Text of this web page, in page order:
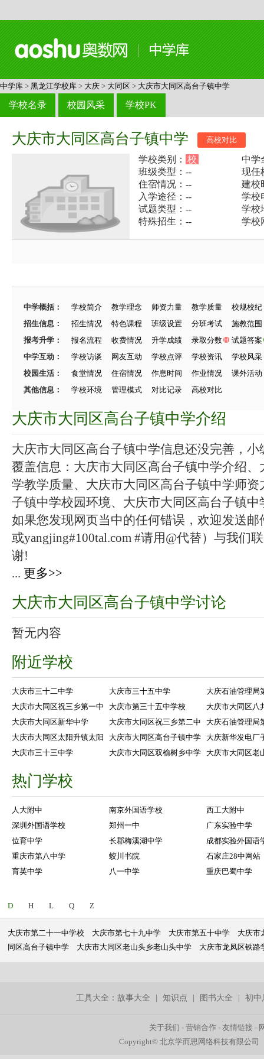
中学库 > 黑龙江学校库 > 大庆 > 大同区 > 大庆市大同区高台子镇中学
学校名录 校园风采 学校PK
大庆市大同区高台子镇中学 高校对比
学校类别： 校
中学
班级类型：--
现任
住宿情况：--
建校
入学途径：--
学校
试题类型：--
学校
特殊招生：--
学校
中学概括： 学校简介 教学理念 师资力量 教学质量
校规校纪
招生信息：
招生情况 特色课程 班级设置 分班考试
施教范围
报考升学：
报名流程 收费情况 升学成绩 录取分数
试题答案
中学互动：
学校访谈 网友互动 学校点评 学校资讯
学校风采
校园生活：
食堂情况 住宿情况 作息时间 作业情况
课外活动
其他信息：
学校环境 管理模式 对比记录 高校对比
大庆市大同区高台子镇中学介绍
大庆市大同区高台子镇中学信息还没完善，小
覆盖信息：大庆市大同区高台子镇中学介绍
学教学质量、大庆市大同区高台子镇中学师
子镇中学校园环境、大庆市大同区高台子镇中
如果您发现网页当中的任何错误，欢迎发送邮
或yangjing#100tal.com #请用@代替）与我们
谢!
... 更多>>
大庆市大同区高台子镇中学讨论
暂无内容
附近学校
大庆市三十二中学 大庆市三十五中学
大庆石油管理局
大庆市大同区祝三乡第一中
大庆市第三十五中学校
大庆市大同区八
大庆市大同区新华中学
大庆市大同区祝三乡第二中
大庆石油管理局
大庆市大同区太阳升镇太阳
大庆市大同区高台子镇中学
大庆新华发电厂
大庆市三十三中学
大庆市大同区双榆树乡中学 大庆市大同区老
热门学校
人大附中 南京外国语学校
西工大附中
深圳外国语学校
郑州一中
广东实验中学
位育中学
长郡梅溪湖中学
成都实验外国语
重庆市第八中学
蛟川书院
石家庄28中网站
育英中学
八一中学 重庆巴蜀中学
D H L Q Z
大庆市第二十一中学校 大庆市第七十九中学 大庆市第五十中学
大庆市
同区高台子镇中学
大庆市大同区老山头乡老山头中学 大庆市龙凤区铁路
工具大全：故事大全 |知识点 图书大全 |初中
关于我们 -营销合作 -友情链接 -
Copyright© 北京学而思网络科技有限公司